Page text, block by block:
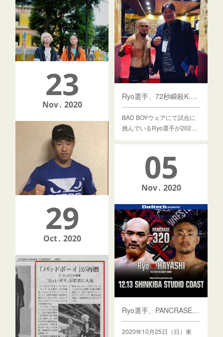
2021SPRINGコレクション 発売
BADBOY 21SS SEASON ア
イテムリリーススタート！…
Ryo選手、72秒瞬殺K.O.勝利！
BAD BOYウェアにて試合に
挑んでいるRyo選手が202…
23
Nov 2020
神童！神龍誠選手！
１５歳でプロデビュー。
MMAFIGHTER。第5代DE…
05
Nov 2020
Ryo選手、PANCRASE勝利！次戦決定！
2020年10月25日（日）東
29
Oct 2020